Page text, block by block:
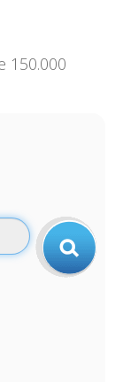
150.000